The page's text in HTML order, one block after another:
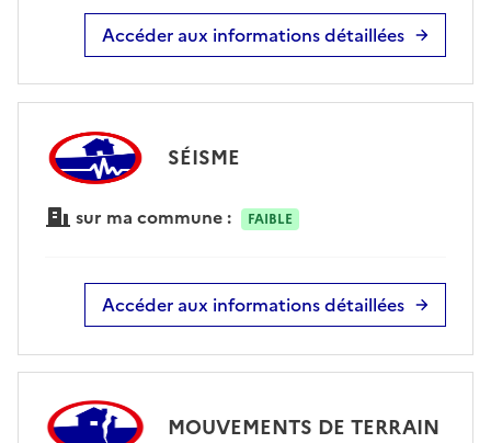
Accéder aux informations détaillées
SÉISME
sur ma commune : FAIBLE
Accéder aux informations détaillées
MOUVEMENTS DE TERRAIN